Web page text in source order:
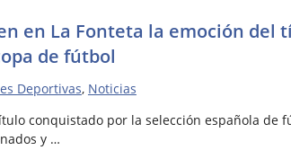
en La Fonteta la emoción del
de fútbol
Deportivas, Noticias
conquistado por la selección española de
y …